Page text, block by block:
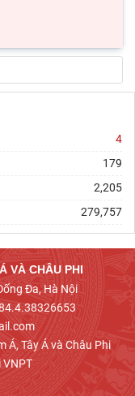
4
179
2,205
279,757
VÀ CHÂU PHI
Đa, Hà Nội
Á, Tây Á và Châu Phi
VNPT